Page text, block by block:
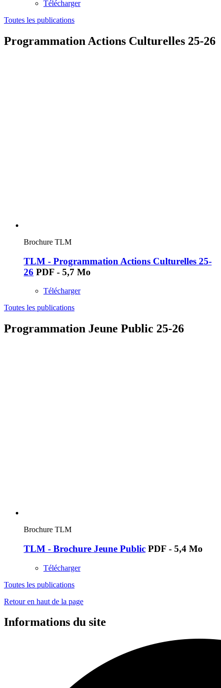
Télécharger
Toutes les publications
Programmation Actions Culturelles 25-26
Brochure TLM
TLM - Programmation Actions Culturelles 25-
26 PDF - 5,7 Mo
Télécharger
Toutes les publications
Programmation Jeune Public 25-26
Brochure TLM
TLM - Brochure Jeune Public PDF - 5,4 Mo
Télécharger
Toutes les publications
Retour en haut de la page
Informations du site